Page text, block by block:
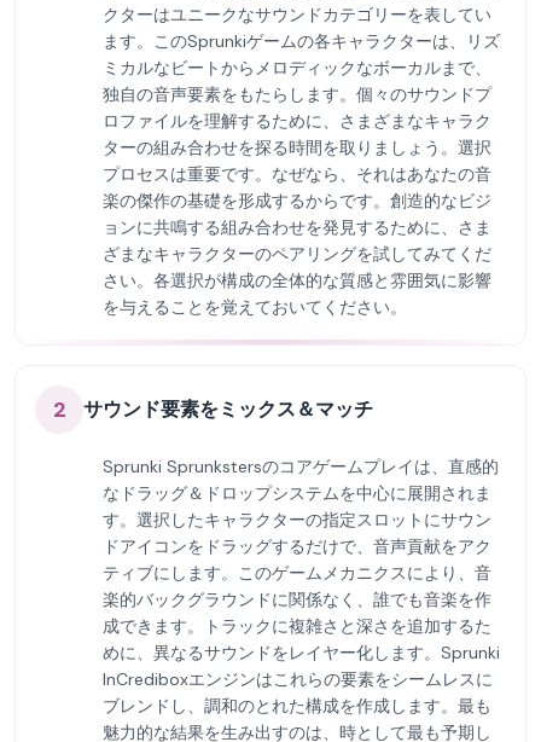
クターはユニークなサウンドカテゴリーを表してい
ます。このSprunkiゲームの各キャラクターは、リズ
ミカルなビートからメロディックなボーカルまで、
独自の音声要素をもたらします。個々のサウンドプ
ロファイルを理解するために、さまざまなキャラク
ターの組み合わせを探る時間を取りましょう。選択
プロセスは重要です。なぜなら、それはあなたの音
楽の傑作の基礎を形成するからです。創造的なビジ
ョンに共鳴する組み合わせを発見するために、さま
ざまなキャラクターのペアリングを試してみてくだ
さい。各選択が構成の全体的な質感と雰囲気に影響
を与えることを覚えておいてください。
2 サウンド要素をミックス＆マッチ
Sprunki Sprunkstersのコアゲームプレイは、直感的
なドラッグ＆ドロップシステムを中心に展開されま
す。選択したキャラクターの指定スロットにサウン
ドアイコンをドラッグするだけで、音声貢献をアク
ティブにします。このゲームメカニクスにより、音
楽的バックグラウンドに関係なく、誰でも音楽を作
成できます。トラックに複雑さと深さを追加するた
めに、異なるサウンドをレイヤー化します。Sprunki
InCrediboxエンジンはこれらの要素をシームレスに
ブレンドし、調和のとれた構成を作成します。最も
魅力的な結果を生み出すのは、時として最も予期し